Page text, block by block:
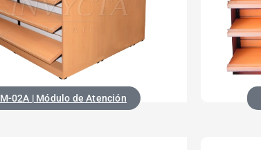
M-02A | Módulo de Atención